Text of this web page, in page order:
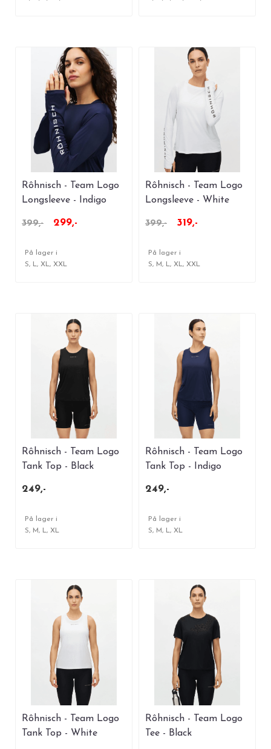
Rôhnisch - Team Logo
Longsleeve - Indigo
399,- 299,-
På lager i
S, L, XL, XXL
Rôhnisch - Team Logo
Longsleeve - White
399,- 319,-
På lager i
S, M, L, XL, XXL
Rôhnisch - Team Logo
Tank Top - Black
249,-
På lager i
S, M, L, XL
Rôhnisch - Team Logo
Tank Top - Indigo
249,-
På lager i
S, M, L, XL
Rôhnisch - Team Logo
Tank Top - White
Rôhnisch - Team Logo
Tee - Black